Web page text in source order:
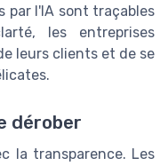
par l'IA sont traçables
les entreprises
leurs clients et de se
dérober
la transparence. Les